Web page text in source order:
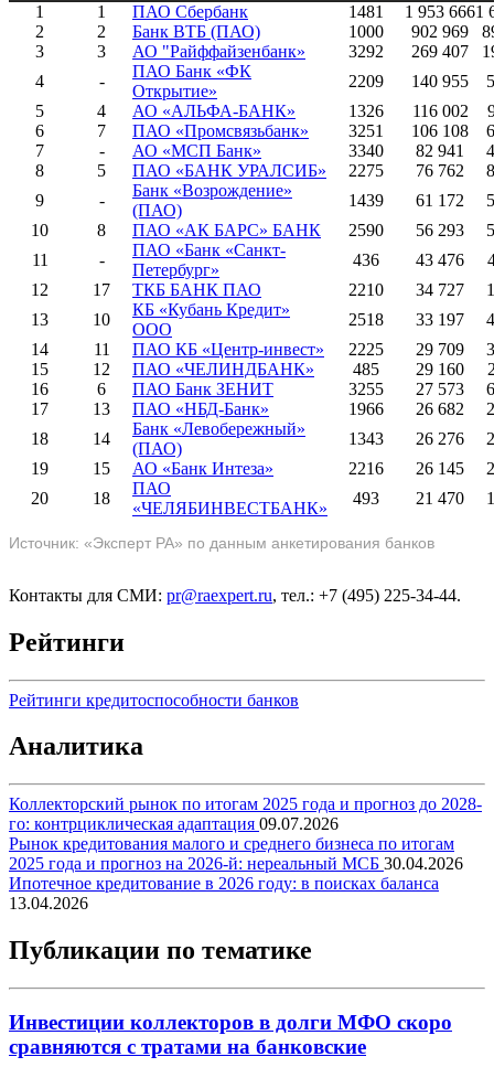
1 1 ПАО Сбербанк 1481 1 953 6661
2
2 Банк ВТБ (ПАО) 1000 902 969
3
3 АО "Райффайзенбанк» 3292 269 407
4
-
ПАО Банк «ФК
Открытие»
2209 140 955
5
4 АО «АЛЬФА-БАНК» 1326 116 002
6
7 ПАО «Промсвязьбанк» 3251 106 108
7
- АО «МСП Банк» 3340 82 941
8
5 ПАО «БАНК УРАЛСИБ» 2275 76 762
9
-
Банк «Возрождение»
(ПАО)
1439 61 172
10
8 ПАО «АК БАРС» БАНК 2590 56 293
11
-
ПАО «Банк «Санкт-
Петербург»
436 43 476
12
17 ТКБ БАНК ПАО 2210 34 727
13
10
КБ «Кубань Кредит»
ООО
2518 33 197
14
11 ПАО КБ «Центр-инвест» 2225 29 709
15
12 ПАО «ЧЕЛИНДБАНК» 485 29 160
16
6 ПАО Банк ЗЕНИТ 3255 27 573
17
13 ПАО «НБД-Банк» 1966 26 682
18
14
Банк «Левобережный»
(ПАО)
1343 26 276
19
15 АО «Банк Интеза» 2216 26 145
20
18
ПАО
«ЧЕЛЯБИНВЕСТБАНК»
493 21 470
Источник: «Эксперт РА» по данным анкетирования банков
Контакты для СМИ: pr@raexpert.ru, тел.: +7 (495) 225-34-44.
Рейтинги
Рейтинги кредитоспособности банков
Аналитика
Коллекторский рынок по итогам 2025 года и прогноз до 2028-
го: контрциклическая адаптация 09.07.2026
Рынок кредитования малого и среднего бизнеса по итогам
2025 года и прогноз на 2026-й: нереальный МСБ 30.04.2026
Ипотечное кредитование в 2026 году: в поисках баланса
13.04.2026
Публикации по тематике
Инвестиции коллекторов в долги МФО скоро
сравняются с тратами на банковские